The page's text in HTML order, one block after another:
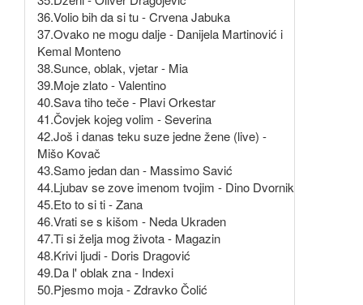
36.Volio bih da si tu - Crvena Jabuka
37.Ovako ne mogu dalje - Danijela Martinović i
Kemal Monteno
38.Sunce, oblak, vjetar - Mia
39.Moje zlato - Valentino
40.Sava tiho teče - Plavi Orkestar
41.Čovjek kojeg volim - Severina
42.Još i danas teku suze jedne žene (live) -
Mišo Kovač
43.Samo jedan dan - Massimo Savić
44.Ljubav se zove imenom tvojim - Dino Dvornik
45.Eto to si ti - Zana
46.Vrati se s kišom - Neda Ukraden
47.Ti si želja mog života - Magazin
48.Krivi ljudi - Doris Dragović
49.Da l' oblak zna - Indexi
50.Pjesmo moja - Zdravko Čolić